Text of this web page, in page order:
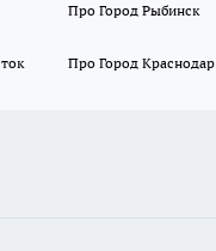
Про Город Рыбинск
Про Город Краснодар